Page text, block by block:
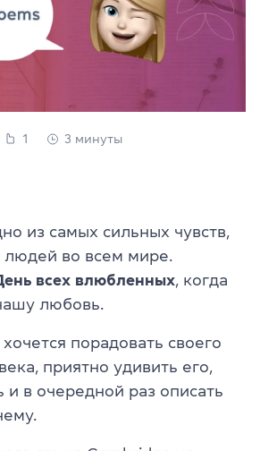
1 3 минуты
из самых сильных чувств,
во всем мире.
всех влюбленных , когда
любовь.
порадовать своего
приятно удивить его,
и в очередной раз описать